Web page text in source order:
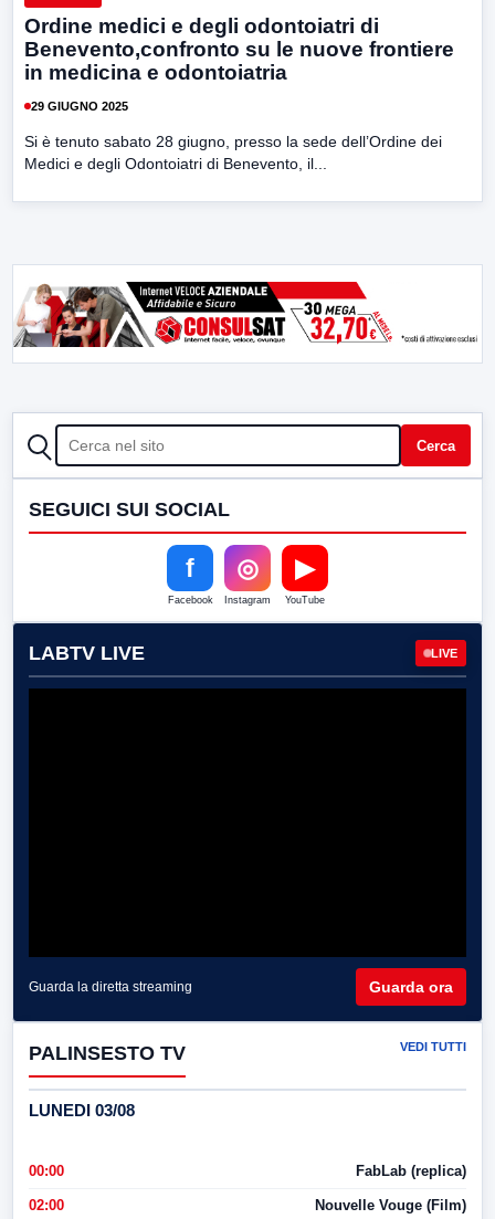
Ordine medici e degli odontoiatri di
Benevento,confronto su le nuove frontiere
in medicina e odontoiatria
29 GIUGNO 2025
Si è tenuto sabato 28 giugno, presso la sede dell’Ordine dei
Medici e degli Odontoiatri di Benevento, il...
CERCA Cerca
SEGUICI SUI SOCIAL
f
Facebook
◎
Instagram
▶
YouTube
LABTV LIVE LIVE
Guarda la diretta streaming Guarda ora
PALINSESTO TV VEDI TUTTI
LUNEDI 03/08
00:00 FabLab (replica)
02:00 Nouvelle Vouge (Film)